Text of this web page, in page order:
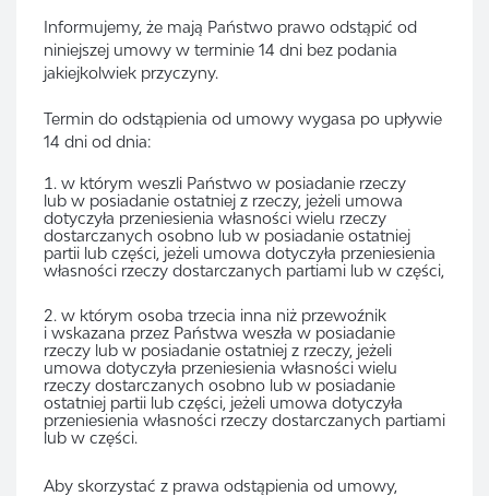
Informujemy, że mają Państwo prawo odstąpić od
niniejszej umowy w terminie 14 dni bez podania
jakiejkolwiek przyczyny.
Termin do odstąpienia od umowy wygasa po upływie
14 dni od dnia:
w którym weszli Państwo w posiadanie rzeczy
lub w posiadanie ostatniej z rzeczy, jeżeli umowa
dotyczyła przeniesienia własności wielu rzeczy
dostarczanych osobno lub w posiadanie ostatniej
partii lub części, jeżeli umowa dotyczyła przeniesienia
własności rzeczy dostarczanych partiami lub w części,
w którym osoba trzecia inna niż przewoźnik
i wskazana przez Państwa weszła w posiadanie
rzeczy lub w posiadanie ostatniej z rzeczy, jeżeli
umowa dotyczyła przeniesienia własności wielu
rzeczy dostarczanych osobno lub w posiadanie
ostatniej partii lub części, jeżeli umowa dotyczyła
przeniesienia własności rzeczy dostarczanych partiami
lub w części.
Aby skorzystać z prawa odstąpienia od umowy,